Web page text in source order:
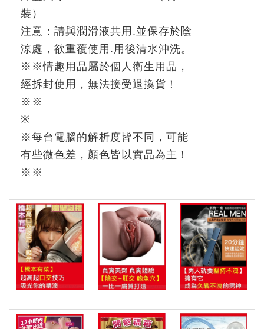
裝）
注意：請與潤滑液共用 .並保存於陰
涼處，欲重覆使用 .用後清水沖洗。
※ ※情趣用品屬於個人衛生用品，
經拆封使用，無法接受退換貨！
※※
※
※每台電腦的解析度皆不同，可能
有些微色差，顏色皆以實品為主！
※ ※